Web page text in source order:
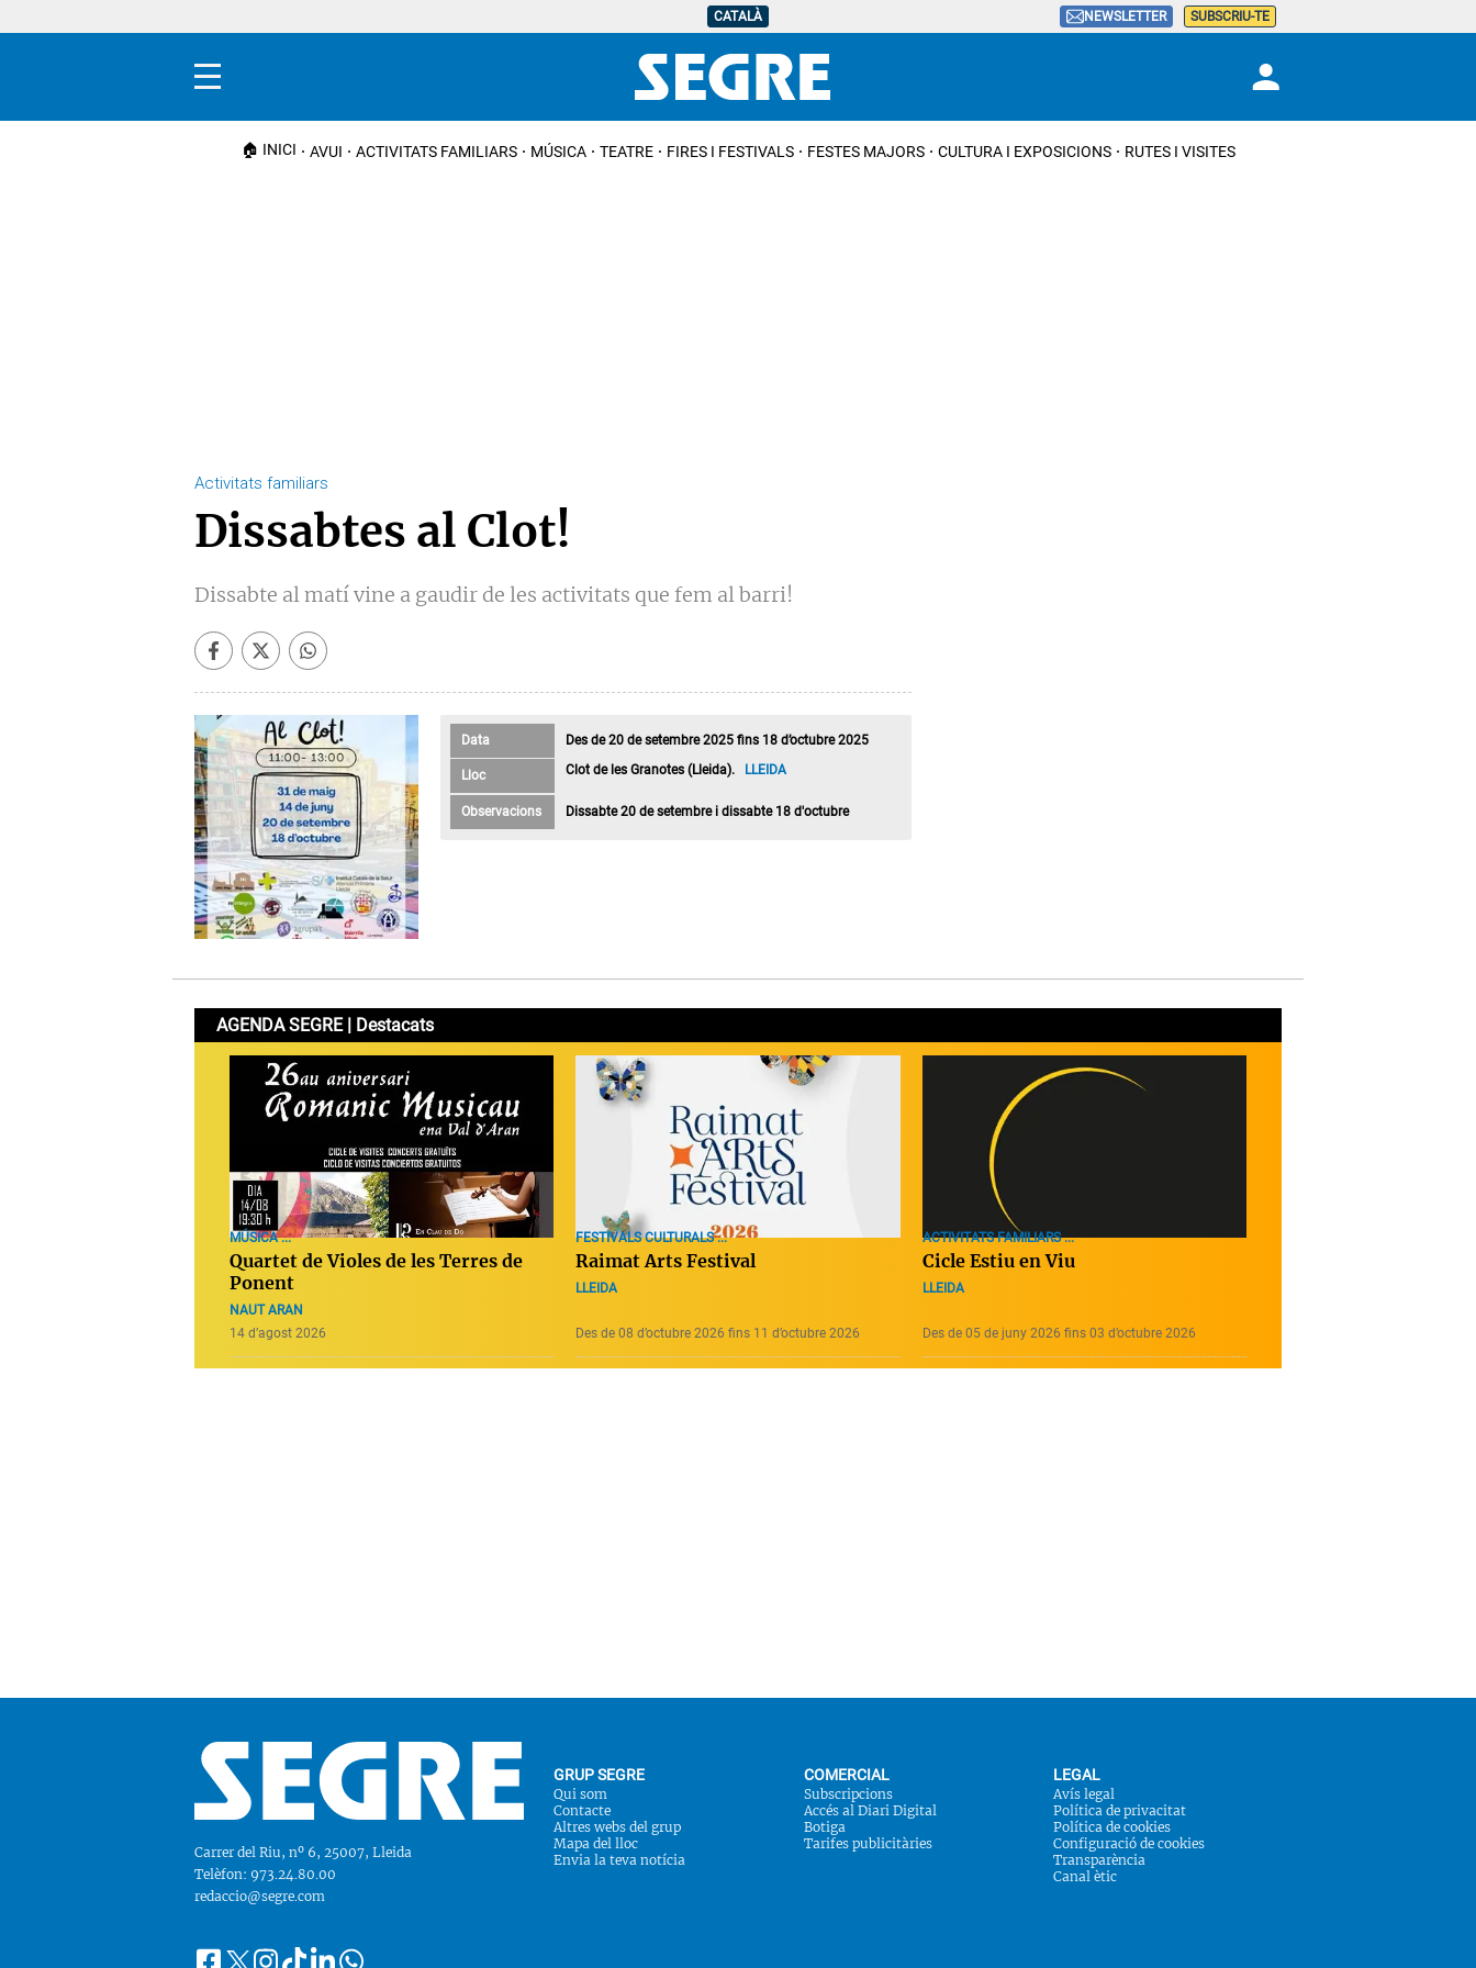
CATALÀ NEWSLETTER SUBSCRIU-TE
Menú
🏠 INICI AVUI ACTIVITATS FAMILIARS MÚSICA TEATRE FIRES I FESTIVALS FESTES MAJORS CULTURA I EXPOSICIONS RUTES I VISITES
Activitats familiars
Dissabtes al Clot!
Dissabte al matí vine a gaudir de les activitats que fem al barri!
Data Des de 20 de setembre 2025 fins 18 d’octubre 2025
Lloc Clot de les Granotes (Lleida). LLEIDA
Observacions Dissabte 20 de setembre i dissabte 18 d'octubre
AGENDA SEGRE | Destacats
MÚSICA ...
Quartet de Violes de les Terres de
Ponent
NAUT ARAN
14 d’agost 2026
FESTIVALS CULTURALS ...
Raimat Arts Festival
LLEIDA
Des de 08 d’octubre 2026 fins 11 d’octubre 2026
ACTIVITATS FAMILIARS ...
Cicle Estiu en Viu
LLEIDA
Des de 05 de juny 2026 fins 03 d’octubre 2026
Carrer del Riu, nº 6, 25007, Lleida
Telèfon: 973.24.80.00
redaccio@segre.com
FacebookInstagram
TiktokLinkedin
Whatsapp
GRUP SEGRE
Qui som
Contacte
Altres webs del grup
Mapa del lloc
Envia la teva notícia
COMERCIAL
Subscripcions
Accés al Diari Digital
Botiga
Tarifes publicitàries
LEGAL
Avís legal
Política de privacitat
Política de cookies
Configuració de cookies
Transparència
Canal ètic